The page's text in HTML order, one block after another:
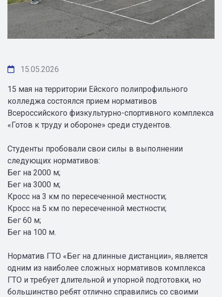
15.05.2026
15 мая на территории Ейского полипрофильного
колледжа состоялся прием нормативов
Всероссийского физкультурно-спортивного комплекса
«Готов к труду и обороне» среди студентов.
Студенты пробовали свои силы в выполнении
следующих нормативов:
Бег на 2000 м;
Бег на 3000 м;
Кросс на 3 км по пересеченной местности;
Кросс на 5 км по пересеченной местности;
Бег 60 м;
Бег на 100 м.
Норматив ГТО «Бег на длинные дистанции», является
одним из наиболее сложных нормативов комплекса
ГТО и требует длительной и упорной подготовки, но
большинство ребят отлично справились со своими